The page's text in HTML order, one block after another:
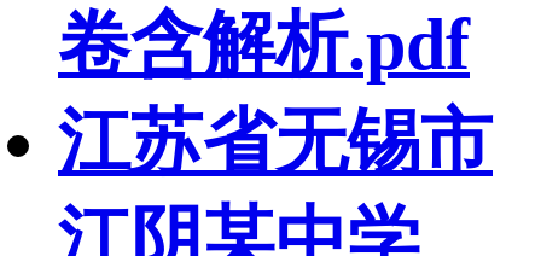
卷含解析.pdf
江苏省无锡市